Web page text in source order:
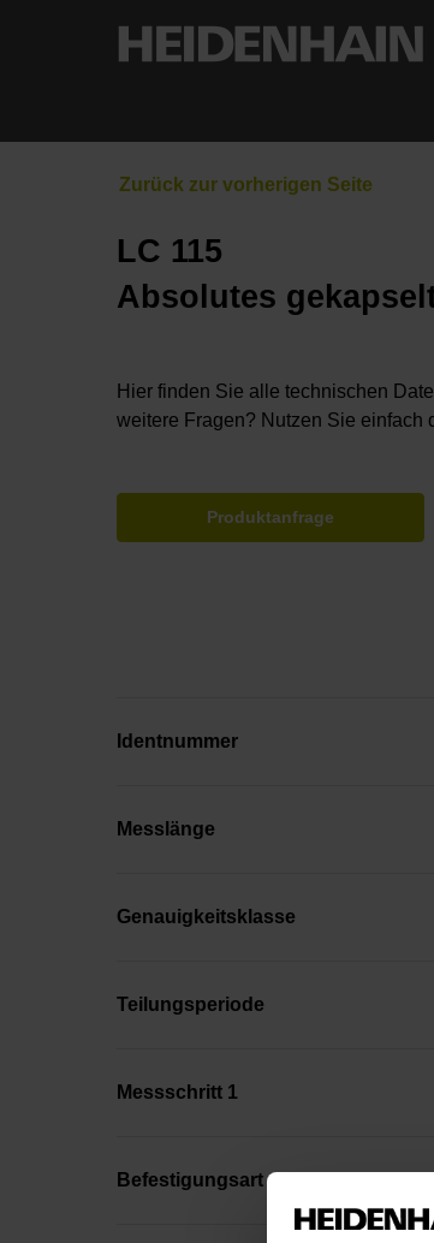
LC 115
Absolutes
Hier finden Sie alle technischen
weitere Fragen? Nutzen Sie einfach
Produktanfrage
Identnummer
Messlänge
Genauigkeitsklasse
Teilungsperiode
Messschritt 1
Befestigungsart